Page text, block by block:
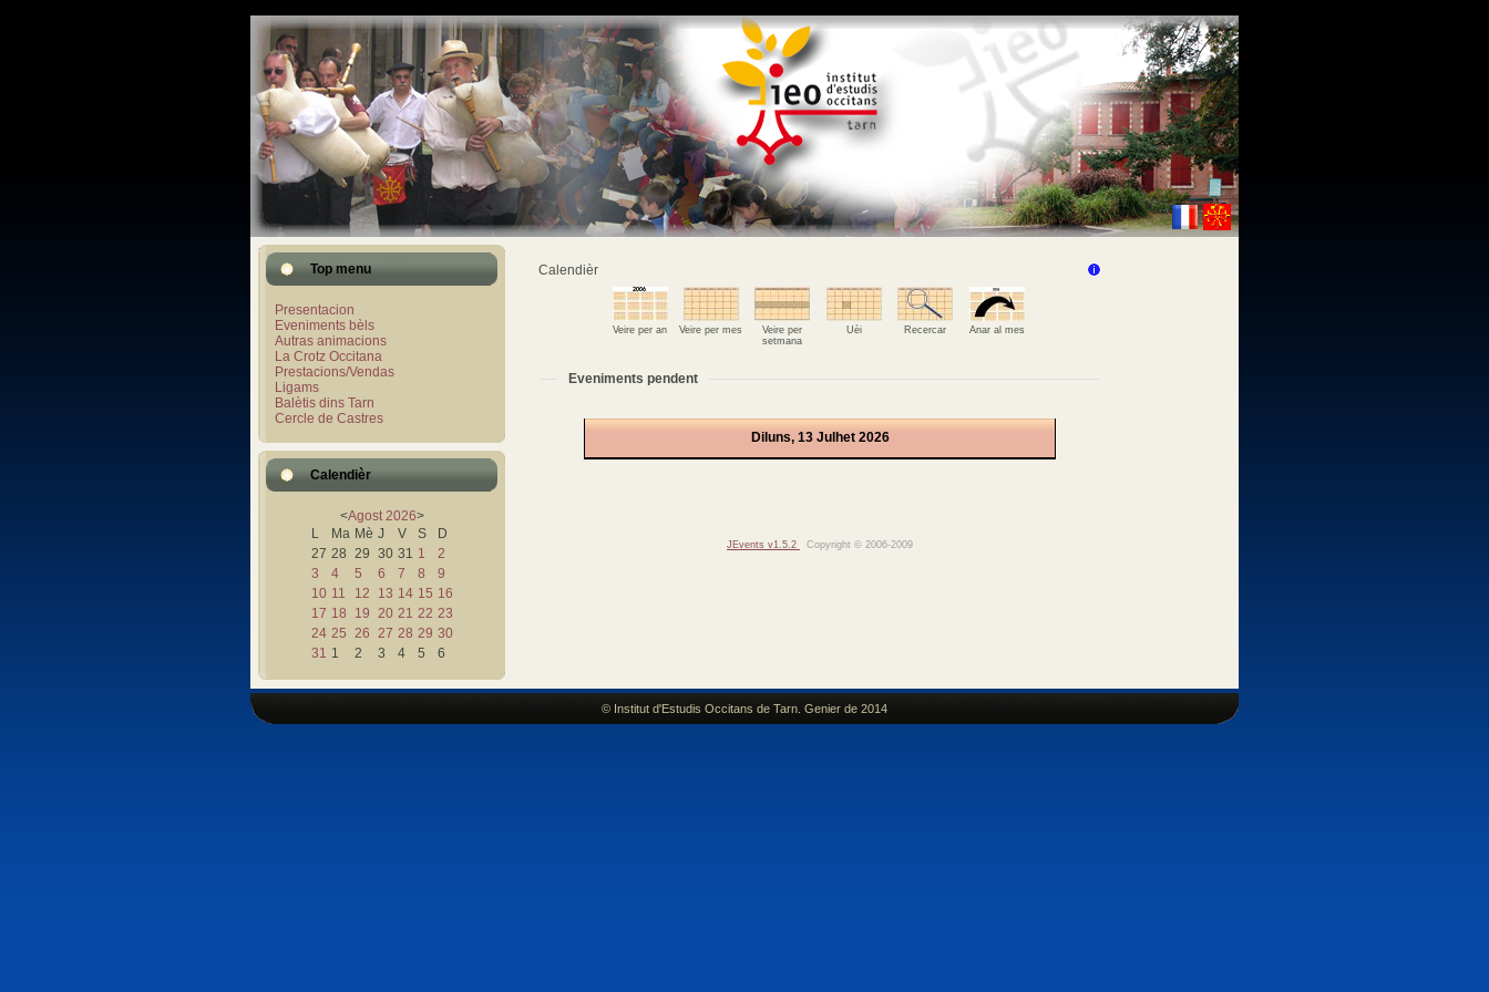
Top menu
Presentacion
Eveniments bèls
Autras animacions
La Crotz Occitana
Prestacions/Vendas
Ligams
Balètis dins Tarn
Cercle de Castres
Calendièr
<Agost 2026>
L
Ma Mè J V S
D
27 28 29 30 31 1
2
3
4 5 6 7 8
9
10 11 12 13 14 15 16
17 18 19 20 21 22 23
24 25 26 27 28 29 30
31 1 2 3 4 5 6
Calendièr
Veire per an Veire per mes
Veire per
setmana
Uèi Recercar Anar al mes
Eveniments pendent
Diluns, 13 Julhet 2026
JEvents v1.5.2 Copyright © 2006-2009
© Institut d'Estudis Occitans de Tarn. Genier de 2014